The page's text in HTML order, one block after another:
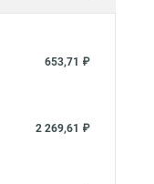
653,71 ₽
2 269,61 ₽